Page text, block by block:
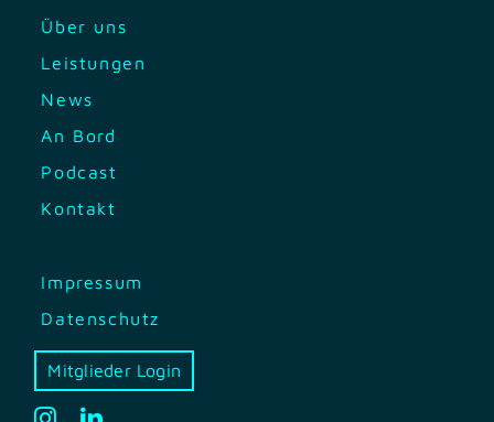
Über uns
Leistungen
News
An Bord
Podcast
Kontakt
Impressum
Datenschutz
Mitglieder Login